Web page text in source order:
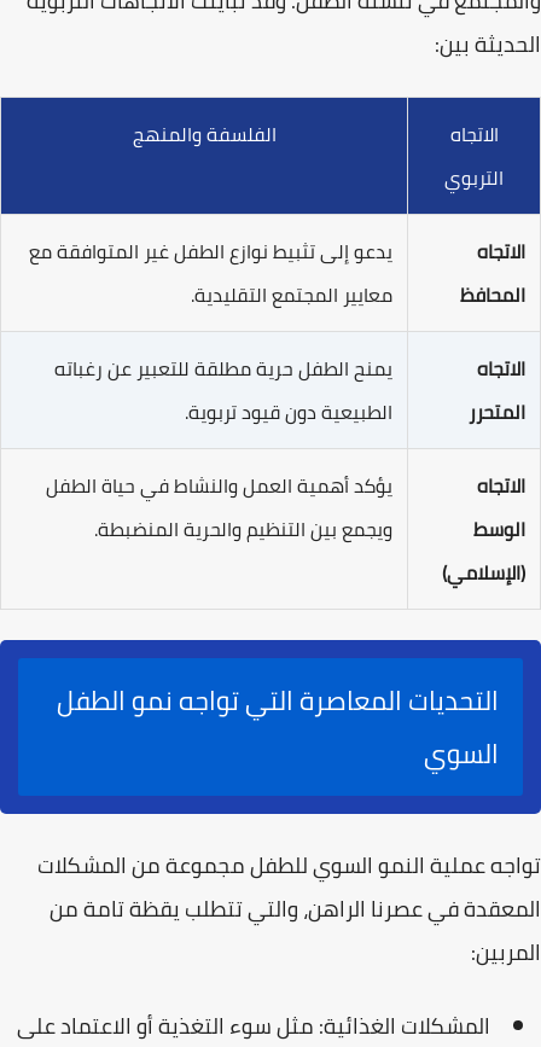
الحديثة بين:
الاتجاه
التربوي
الفلسفة والمنهج
الاتجاه
المحافظ
يدعو إلى تثبيط نوازع الطفل غير المتوافقة مع
معايير المجتمع التقليدية.
الاتجاه
المتحرر
يمنح الطفل حرية مطلقة للتعبير عن رغباته
الطبيعية دون قيود تربوية.
الاتجاه
الوسط
(الإسلامي)
يؤكد أهمية العمل والنشاط في حياة الطفل
ويجمع بين التنظيم والحرية المنضبطة.
التحديات المعاصرة التي تواجه نمو الطفل
السوي
تواجه عملية النمو السوي للطفل مجموعة من المشكلات
المعقدة في عصرنا الراهن، والتي تتطلب يقظة تامة من
المربين:
المشكلات الغذائية:مثل سوء التغذية أو الاعتماد على